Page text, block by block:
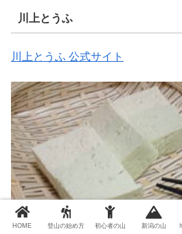
川上とうふ
川上とうふ 公式サイト
HOME 登山の始め方 初心者の山 新潟の山